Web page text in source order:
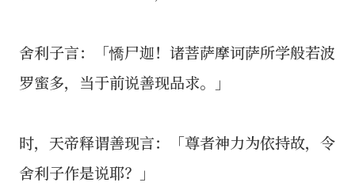
舍利子言：「憍尸迦！诸菩萨摩诃萨所学般若波
罗蜜多，当于前说善现品求。」
时，天帝释谓善现言：「尊者神力为依持故，令
舍利子作是说耶？」